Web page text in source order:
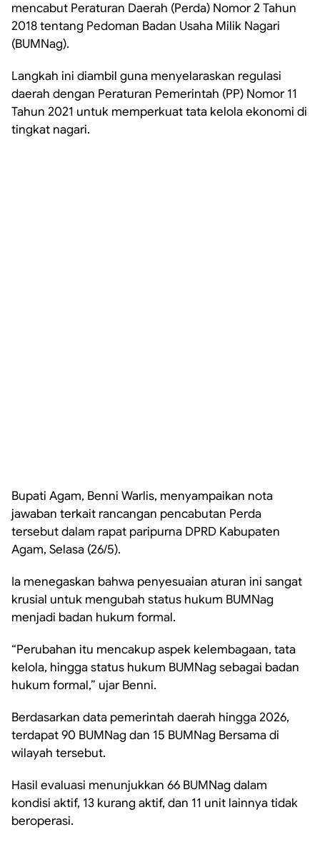
mencabut Peraturan Daerah (Perda) Nomor 2 Tahun
2018 tentang Pedoman Badan Usaha Milik Nagari
(BUMNag).
Langkah ini diambil guna menyelaraskan regulasi
daerah dengan Peraturan Pemerintah (PP) Nomor 11
Tahun 2021 untuk memperkuat tata kelola ekonomi di
tingkat nagari.
Bupati Agam, Benni Warlis, menyampaikan nota
jawaban terkait rancangan pencabutan Perda
tersebut dalam rapat paripurna DPRD Kabupaten
Agam, Selasa (26/5).
Ia menegaskan bahwa penyesuaian aturan ini sangat
krusial untuk mengubah status hukum BUMNag
menjadi badan hukum formal.
“Perubahan itu mencakup aspek kelembagaan, tata
kelola, hingga status hukum BUMNag sebagai badan
hukum formal,” ujar Benni.
Berdasarkan data pemerintah daerah hingga 2026,
terdapat 90 BUMNag dan 15 BUMNag Bersama di
wilayah tersebut.
Hasil evaluasi menunjukkan 66 BUMNag dalam
kondisi aktif, 13 kurang aktif, dan 11 unit lainnya tidak
beroperasi.